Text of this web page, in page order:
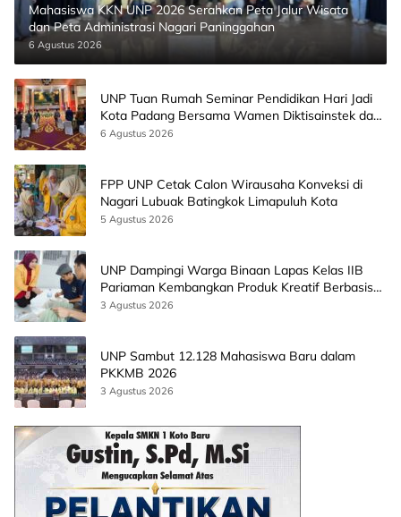
Mahasiswa KKN UNP 2026 Serahkan Peta Jalur Wisata
dan Peta Administrasi Nagari Paninggahan
6 Agustus 2026
UNP Tuan Rumah Seminar Pendidikan Hari Jadi
Kota Padang Bersama Wamen Diktisainstek dan
CEO EMGS Malaysia
6 Agustus 2026
FPP UNP Cetak Calon Wirausaha Konveksi di
Nagari Lubuak Batingkok Limapuluh Kota
5 Agustus 2026
UNP Dampingi Warga Binaan Lapas Kelas IIB
Pariaman Kembangkan Produk Kreatif Berbasis
AI
3 Agustus 2026
UNP Sambut 12.128 Mahasiswa Baru dalam
PKKMB 2026
3 Agustus 2026